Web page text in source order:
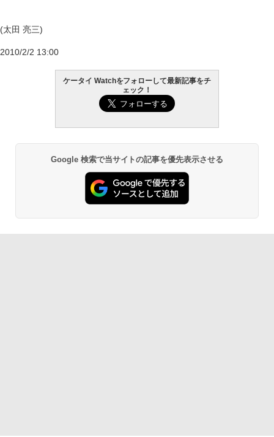
(太田 亮三)
2010/2/2 13:00
ケータイ Watchをフォローして最新記事をチ
ェック！
Google 検索で当サイトの記事を優先表示させる